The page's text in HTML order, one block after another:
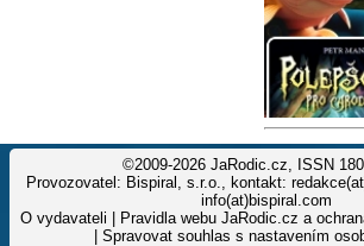
©2009-2026 JaRodic.cz, ISSN
Provozovatel: Bispiral, s.r.o., kontakt:
info(at)bispiral.com
O vydavateli
Pravidla webu JaRodic.cz a
Spravovat souhlas s nastavením